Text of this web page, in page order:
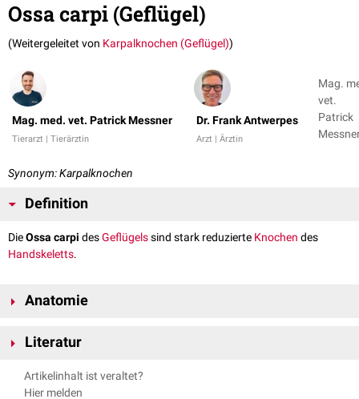
Ossa carpi (Geflügel)
(Weitergeleitet von Karpalknochen (Geflügel))
Mag. med. vet. Patrick Messner
Tierarzt | Tierärztin
Dr. Frank Antwerpes
Arzt | Ärztin
Mag.
vet.
Patrick
Synonym: Karpalknochen
Definition
DieOssa carpi desGeflügelssind stark reduzierte Knochen des
Handskeletts.
Anatomie
das Handskelett eine starke Umkonstruktion erfahren. Von den
Elemente derproximalenReihe übrig geblieben:
Literatur
Nickel, Richard, August Schummer, Eugen Seiferle. Band V: Geflügel.
Parey, 2004.
Artikelinhalt ist veraltet?
Hier melden